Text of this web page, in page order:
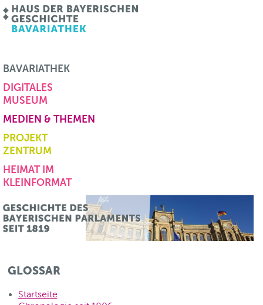
BAVARIATHEK
DIGITALES
MUSEUM
MEDIEN & THEMEN
PROJEKT
ZENTRUM
HEIMAT IM
KLEINFORMAT
GLOSSAR
Startseite